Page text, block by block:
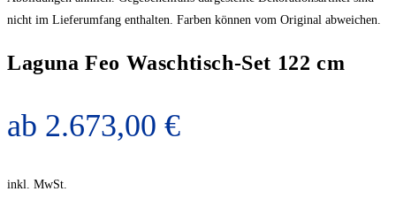
nicht im Lieferumfang enthalten. Farben können vom Original abweichen.
Laguna Feo Waschtisch-Set 122 cm
ab 2.673,00 €
inkl. MwSt.